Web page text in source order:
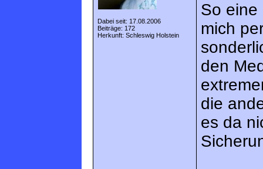
Dabei seit: 17.08.2006
Beiträge: 172
Herkunft: Schleswig Holstein
So eine
mich
den
die
es da